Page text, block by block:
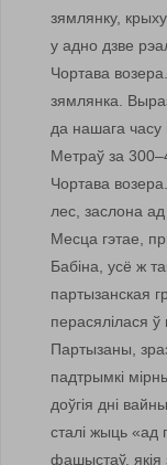
зямлянку,
у адно дзве
Чортава
зямлянка.
да нашага часу
Метраў за
Чортава
лес, заслона ад
Месца гэтае,
Бабіна, усё ж
партызанская
перасялілася ў
Партызаны,
падтрымкі
доўгія дні
сталі жыць «ад
фашыстаў, якія